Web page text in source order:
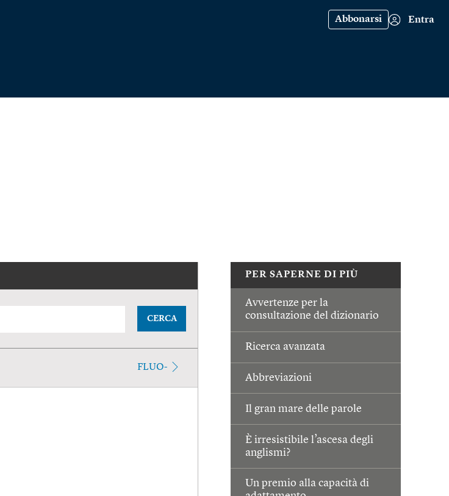
Abbonarsi Entra
PER SAPERNE DI PIÙ
Avvertenze per la
consultazione del dizionario
Ricerca avanzata
Abbreviazioni
Il gran mare delle parole
È irresistibile l’ascesa degli
anglismi?
Un premio alla capacità di
CERCA
FLUO-